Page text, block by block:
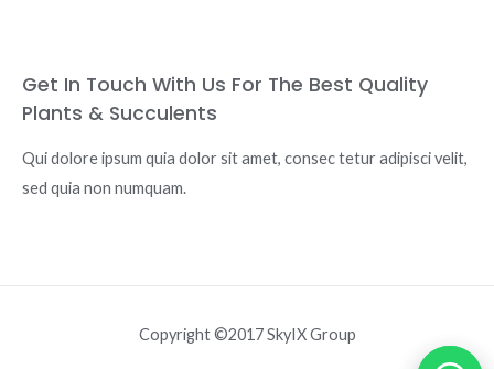
Get In Touch With Us For The Best Quality
Plants & Succulents
Qui dolore ipsum quia dolor sit amet, consec tetur adipisci velit,
sed quia non numquam.
Copyright ©2017 SkyIX Group